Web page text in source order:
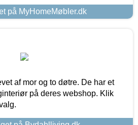
på MyHomeMøbler.dk
af mor og to døtre. De har et
på deres webshop. Klik